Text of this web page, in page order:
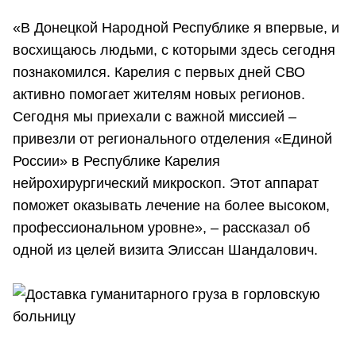
«В Донецкой Народной Республике я впервые, и
восхищаюсь людьми, с которыми здесь сегодня
познакомился. Карелия с первых дней СВО
активно помогает жителям новых регионов.
Сегодня мы приехали с важной миссией –
привезли от регионального отделения «Единой
России» в Республике Карелия
нейрохирургический микроскоп. Этот аппарат
поможет оказывать лечение на более высоком,
профессиональном уровне», – рассказал об
одной из целей визита Элиссан Шандалович.